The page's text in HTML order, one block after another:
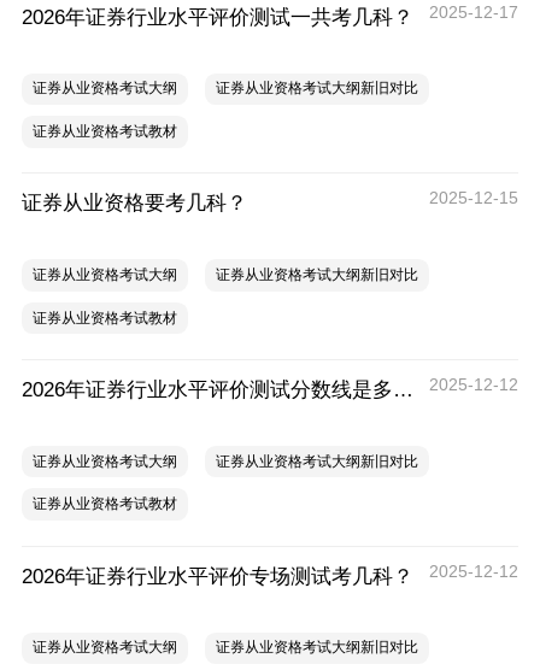
2026年证券行业水平评价测试一共考几科？ 2025-12-17
证券从业资格考试大纲 证券从业资格考试大纲新旧对比
证券从业资格考试教材
证券从业资格要考几科？ 2025-12-15
证券从业资格考试大纲 证券从业资格考试大纲新旧对比
证券从业资格考试教材
2026年证券行业水平评价测试分数线是多少？ 2025-12-12
证券从业资格考试大纲 证券从业资格考试大纲新旧对比
证券从业资格考试教材
2026年证券行业水平评价专场测试考几科？ 2025-12-12
证券从业资格考试大纲 证券从业资格考试大纲新旧对比